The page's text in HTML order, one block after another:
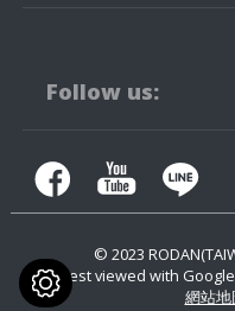
04-25323171
04-25341316
Follow us:
© 2023
Best viewed with
網站地